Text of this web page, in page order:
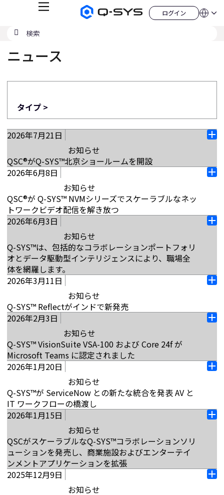
Q-
品
ー
ジ
メ
ュ
ログイン
ロ
グ
言
QSYS.com (English)
Deutsch
China (中文)
の
送
ニュース
タイプ >
2026年7月21日
お知らせ
QSC®がQ-SYS™北京ショールームを開設
オ
ン
中国、北京（2026年7月21日） – QSC®は、チャイナ
ワールドオフィスタワー1にある新しいQ-SYS北京シ
ョールームのオープンを発表します。同センター
は、お客様やパートナーの皆様に、実際の様々な用
途でQ-SYSソリューションを直接体験していただく
機会を提供します。また、Q-SYSのフルスタックAV
プラットフォームが、優れた設計と統合型ソリュー
ションを通じて、いかに多様なAVニーズをサポート
できるかを探求していただける場となっています。
北京のビジネスハブに位置する約170平方メートルの
このセンターは、企業の役員室、高等教育の教室、
商業施設、エンターテイメントスペースなど、さま
ざまな多目的環境でQ-SYSソリューションを紹介し
ています。訪問者は、Q-SYS VisionSuiteやQ-SYS
RoomSuiteなどの主要なQ-SYSソリューションセッ
トと、パートナーのソリューションを併用できま
す。Q-SYS北京ショールームのオープンは、継続的
な…
2026年6月8日
お知らせ
QSC®が Q-SYS™ NVMシリーズでスケーラブルなネッ
トワークビデオ配信を解き放つ
オ
カリフォルニア州コスタメサ（2026年6月8日） – オ
ーディオ、ビデオ、および制御ソリューションの市
場リーダーであるQSCは本日、Q-SYS NVMシリーズ
のビデオエンドポイントの発売を発表しました。こ
れにより、Q-SYSシステムにおけるネイティブビデ
オ伝送のユースケースが大幅に拡大されます。大規模
展開向けに設計されたNVMシリーズは、Q-SYSフル
スタックAVプラットフォームのネイティブオーディ
オ、ビデオ、および制御機能を活用しながら、商業
施設、エンターテイメント、企業コラボレーショ
ン、政府機関など、幅広い空間に高品質で低帯域幅
のネットワークビデオ配信を提供します。Q-SYS
NVMシリーズは、設計の複雑さを大幅に軽減し、大
規模なビデオシステムの導入を迅速化する新しい導
入パラダイムを取り入れています。NVM Designer
は、Q-SYS Designer Software™に含まれるソフトウ
ェア構成ツールであり、システム設計者が数百台の
NVMシリーズエンドポイントをコード不要で簡単に
展開できる方法を提供します。
続きを読む
2026年6月3日
お知らせ
Q-SYS™は、包括的なコラボレーションポートフォリ
オとデータ駆動型インテリジェンスにより、職場全
体を網羅します。
オ
カリフォルニア州コスタメサ（2026年6月3日） – オ
ーディオ、ビデオ、および制御ソリューションのマ
ーケットリーダーであるQSC®は、Q-SYS
RoomSuiteコラボレーションバーおよびQ‑SYSスケ
ジューリングパネルを発売し、Q-SYSワークプレイ
スポートフォリオを前進させます。また、QSC は、
Q-SYS がデータ統合パートナーとして Microsoft
Places® に統合されることを発表しました。今年初め
に行われた拡張と合わせて、Q-SYSフルスタックAV
プラットフォームは、コラボレーションソリューシ
ョン、インパクトのあるスペース、共有スペースな
ど、現代の高性能ワークプレイス全体に拡張され、
クラウド対応の標準化、スペースインテリジェン
ス、ユーザーエクスペリエンスのための新たな機会
を生み出します。Q‑SYS RoomSuite コラボレーショ
ンバー & Q-SYS スケジューリングパネル Q‑SYS
RoomSuite コラボレーションバーは、Microsoft
Teams® ミーティングルーム用の Windows ベースの
デバイスであり、共通かつ再現可能な環境における
シンプルな構成と展開のために設計されています。
2026年3月11日
お知らせ
Q-SYS™ Reflectがインドで新発売
オ
ン
インド、ベンガルール（2026年3月11日） – オーデ
ィオ、ビデオ、制御ソリューションのマーケットリ
ーダーであるQSC®は本日、インドでのQ-SYS
Reflect®の発売を発表しました。この発売により、
Q-SYSフルスタックAVプラットフォームに組み込ま
れている堅牢なクラウドベースの監視および管理プ
ラットフォームにアクセスできる35カ国以上のリス
トにインドが加わりました。Q‑SYS Reflectは、ネイ
ティブとサードパーティの両方で、接続されたすべて
のQ‑SYSシステムと関連する周辺機器のリアルタイ
ムの状態監視を提供します。Q-SYS Reflectの統合さ
れたシステムビューは、AV／ITシステム管理者に、
問題に対応するだけでなく、問題を予測するために
必要な情報を提供し、システムの稼働時間とパフォ
ーマンスを最大化するのに役立ちます。さらに、Q-
SYS Reflect APIは、包括的なAVシステムデータを既
2026年2月3日
お知らせ
Q-SYS™ VisionSuite VSA-100 および Core 24f が
Microsoft Teams に認定されました
オ
カリフォルニア州コスタメサ（2026 年 2 月 3 日） –
オーディオ、ビデオ、および制御ソリューションの
マーケット リーダーである QSC® は、本日、 Q-SYS
Core 24f プロセッサーと Q-SYS VisionSuite VSA-
100 AI アクセラレーターが Microsoft Teams 認定を
取得し、 Teams ソリューション向けに認定された
Q-SYS ポートフォリオが拡大したことを発表しまし
た。これらの認定は、Microsoft Teams 標準に準拠
した革新的なハードウェア、ソフトウェア、およびク
ラウド管理テクノロジーを通じて、最先端のエンタ
ープライズグレードのコラボレーションエクスペリ
エンスを提供するという QSC のコミットメントを反
2026年1月20日
お知らせ
Q-SYS™が ServiceNow との新たな統合を発表 AV と
IT ワークフローの橋渡し
オ
カリフォルニア州コスタメサ（2026年1月20日） –
QSCは本日、お客様がAVおよびITワークフローを合
理化できるようにするために、ServiceNowとの新た
な統合を発表しました。このコラボレーションによ
り、Q-SYS のデータが ServiceNow AI プラットフォ
ームと統合され、エンタープライズ環境全体で自動
化されたデータフロー、迅速な応答時間、改善され
たユーザーサポートが提供されます。Q-SYS
2026年1月15日
お知らせ
QSCがスケーラブルなQ-SYS™コラボレーションソリ
ューションを発売し、商業施設およびエンターテイ
ンメントアプリケーションを拡張
オ
カリフォルニア州コスタメサ（2026年1月15日） –
オーディオ、ビデオ、および制御ソリューションの
2025年12月9日
お知らせ
オ